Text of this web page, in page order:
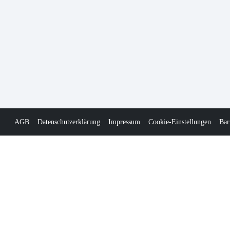
AGB Datenschutzerklärung Impressum Cookie-Einstellungen